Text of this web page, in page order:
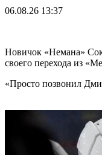
06.08.26 13:37
Новичок «Немана»
своего перехода из
«Просто позвонил